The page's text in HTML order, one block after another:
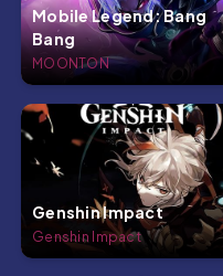
Mobile Legend: Bang
Bang
MOONTON
Genshin Impact
Genshin Impact